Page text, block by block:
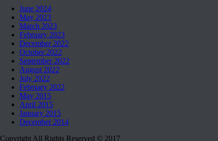
June 2024
May 2023
March 2023
February 2023
December 2022
October 2022
September 2022
August 2022
July 2022
February 2022
May 2015
April 2015
January 2015
December 2014
Copyright All Rights Reserved © 2017